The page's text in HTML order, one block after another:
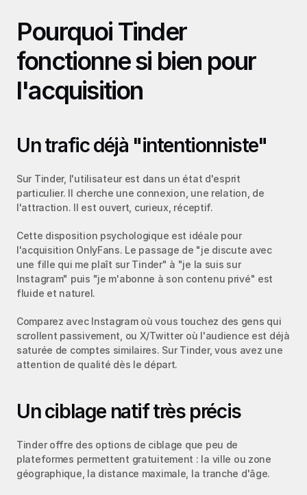
Pourquoi Tinder
fonctionne si bien pour
l'acquisition
Un trafic déjà "intentionniste"
Sur Tinder, l'utilisateur est dans un état d'esprit
particulier. Il cherche une connexion, une relation, de
l'attraction. Il est ouvert, curieux, réceptif.
Cette disposition psychologique est idéale pour
l'acquisition OnlyFans. Le passage de "je discute avec
une fille qui me plaît sur Tinder" à "je la suis sur
Instagram" puis "je m'abonne à son contenu privé" est
fluide et naturel.
Comparez avec Instagram où vous touchez des gens qui
scrollent passivement, ou X/Twitter où l'audience est déjà
saturée de comptes similaires. Sur Tinder, vous avez une
attention de qualité dès le départ.
Un ciblage natif très précis
Tinder offre des options de ciblage que peu de
plateformes permettent gratuitement : la ville ou zone
géographique, la distance maximale, la tranche d'âge.